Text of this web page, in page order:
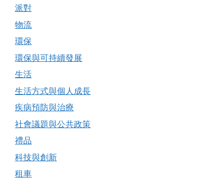
派對
物流
環保
環保與可持續發展
生活
生活方式與個人成長
疾病預防與治療
社會議題與公共政策
禮品
科技與創新
租車